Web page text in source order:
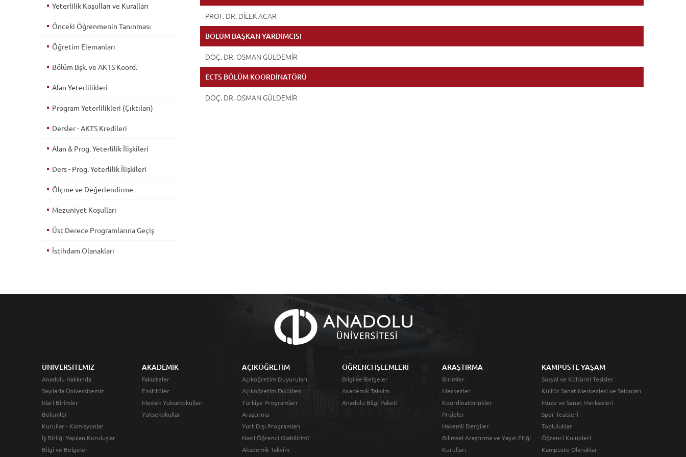
PROF. DR. DİLEK ACAR
BÖLÜM BAŞKAN YARDIMCISI
DOÇ. DR. OSMAN GÜLDEMİR
ECTS BÖLÜM KOORDİNATÖRÜ
DOÇ. DR. OSMAN GÜLDEMİR
Yeterlilik Koşulları ve Kuralları
Önceki Öğrenmenin Tanınması
Öğretim Elemanları
Bölüm Bşk. ve AKTS Koord.
Alan Yeterlilikleri
Program Yeterlilikleri (Çıktıları)
Dersler - AKTS Kredileri
Alan & Prog. Yeterlilik İlişkileri
Ders - Prog. Yeterlilik İlişkileri
Ölçme ve Değerlendirme
Mezuniyet Koşulları
Üst Derece Programlarına Geçiş
İstihdam Olanakları
ÜNİVERSİTEMİZ
Anadolu Hakkında
Sayılarla Üniversitemiz
İdari Birimler
Bölümler
Kurullar - Komisyonlar
İş Birliği Yapılan Kuruluşlar
Bilgi ve Belgeler
AKADEMİK
Fakülteler
Enstitüler
Meslek Yüksekokulları
Yüksekokullar
AÇIKÖĞRETİM
Açıköğretim Duyuruları
Açıköğretim Fakültesi
Türkiye Programları
Araştırma
Yurt Dışı Programları
Nasıl Öğrenci Olabilirim?
Akademik Takvim
ÖĞRENCİ İŞLEMLERİ
Bilgi ve Belgeler
Akademik Takvim
Anadolu Bilgi Paketi
ARAŞTIRMA
Birimler
Merkezler
Koordinatörlükler
Projeler
Hakemli Dergiler
Bilimsel Araştırma ve Yayın Etiği
Kurulları
KAMPÜSTE YAŞAM
Sosyal ve Kültürel Tesisler
Kültür Sanat Merkezleri ve Salonları
Müze ve Sanat Merkezleri
Spor Tesisleri
Topluluklar
Öğrenci Kulüpleri
Kampüste Olanaklar